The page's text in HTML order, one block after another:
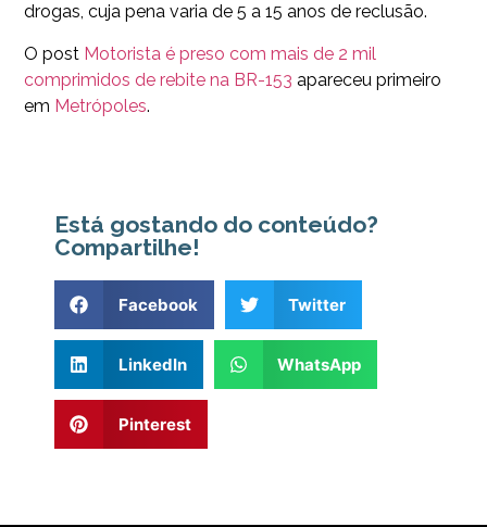
drogas, cuja pena varia de 5 a 15 anos de reclusão.
O post Motorista é preso com mais de 2 mil
comprimidos de rebite na BR-153 apareceu primeiro
em Metrópoles.
Está gostando do conteúdo?
Compartilhe!
Facebook Twitter
LinkedIn WhatsApp
Pinterest